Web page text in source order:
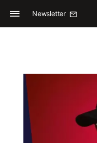
Newsletter